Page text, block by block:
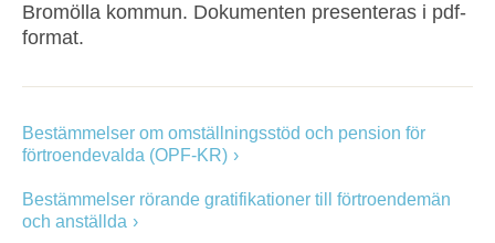
Bromölla kommun. Dokumenten presenteras i pdf-
format.
Bestämmelser om omställningsstöd och pension för
förtroendevalda (OPF-KR)
Bestämmelser rörande gratifikationer till förtroendemän
och anställda